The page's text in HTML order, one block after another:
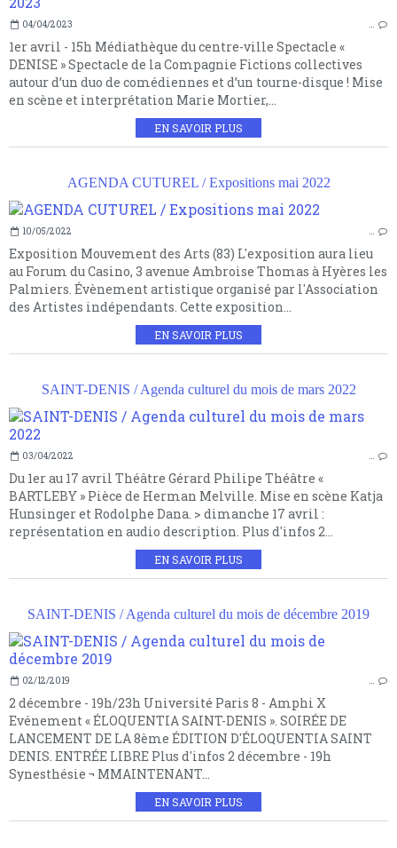
04/04/2023 …
1er avril - 15h Médiathèque du centre-ville Spectacle «
DENISE » Spectacle de la Compagnie Fictions collectives
autour d’un duo de comédiennes et d’un tourne-disque ! Mise
en scène et interprétation Marie Mortier,...
EN SAVOIR PLUS
AGENDA CUTUREL / Expositions mai 2022
10/05/2022 …
Exposition Mouvement des Arts (83) L'exposition aura lieu
au Forum du Casino, 3 avenue Ambroise Thomas à Hyères les
Palmiers. Évènement artistique organisé par l'Association
des Artistes indépendants. Cette exposition...
EN SAVOIR PLUS
SAINT-DENIS / Agenda culturel du mois de mars 2022
03/04/2022 …
Du 1er au 17 avril Théâtre Gérard Philipe Théâtre «
BARTLEBY » Pièce de Herman Melville. Mise en scène Katja
Hunsinger et Rodolphe Dana. > dimanche 17 avril :
représentation en audio description. Plus d'infos 2...
EN SAVOIR PLUS
SAINT-DENIS / Agenda culturel du mois de décembre 2019
02/12/2019 …
2 décembre - 19h/23h Université Paris 8 - Amphi X
Evénement « ÉLOQUENTIA SAINT-DENIS ». SOIRÉE DE
LANCEMENT DE LA 8ème ÉDITION D'ÉLOQUENTIA SAINT
DENIS. ENTRÉE LIBRE Plus d'infos 2 décembre - 19h
Synesthésie ¬ MMAINTENANT...
EN SAVOIR PLUS